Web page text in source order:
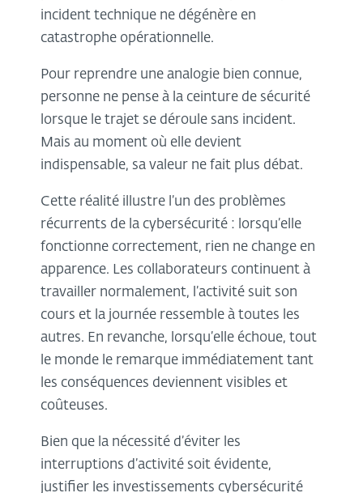
incident technique ne dégénère en
catastrophe opérationnelle.
Pour reprendre une analogie bien connue,
personne ne pense à la ceinture de sécurité
lorsque le trajet se déroule sans incident.
Mais au moment où elle devient
indispensable, sa valeur ne fait plus débat.
Cette réalité illustre l’un des problèmes
récurrents de la cybersécurité : lorsqu’elle
fonctionne correctement, rien ne change en
apparence. Les collaborateurs continuent à
travailler normalement, l’activité suit son
cours et la journée ressemble à toutes les
autres. En revanche, lorsqu’elle échoue, tout
le monde le remarque immédiatement tant
les conséquences deviennent visibles et
coûteuses.
Bien que la nécessité d’éviter les
interruptions d’activité soit évidente,
justifier les investissements cybersécurité